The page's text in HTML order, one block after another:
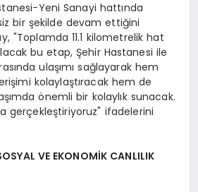
Yeni Sanayi hattında
bir şekilde devam ettiğini
"Toplamda 11.1 kilometrelik hat
bu etap, Şehir Hastanesi ile
ulaşımı sağlayarak hem
kolaylaştıracak hem de
önemli bir kolaylık sunacak.
gerçekleştiriyoruz" ifadelerini
VE EKONOMİK CANLILIK